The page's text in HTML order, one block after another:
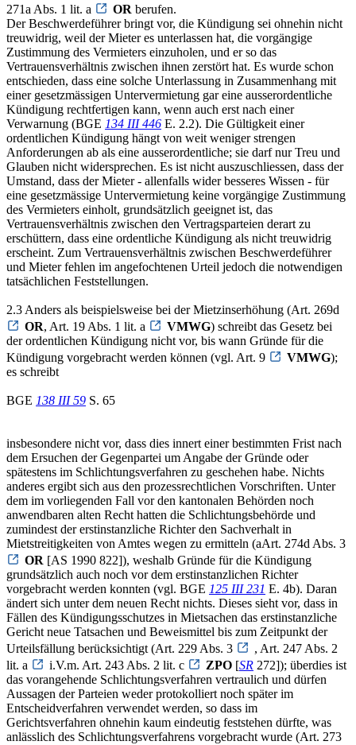
271a Abs. 1 lit. a
OR berufen.
Der Beschwerdeführer bringt vor, die Kündigung sei ohnehin nicht
treuwidrig, weil der Mieter es unterlassen hat, die vorgängige
Zustimmung des Vermieters einzuholen, und er so das
Vertrauensverhältnis zwischen ihnen zerstört hat. Es wurde schon
entschieden, dass eine solche Unterlassung in Zusammenhang mit
einer gesetzmässigen Untervermietung gar eine ausserordentliche
Kündigung rechtfertigen kann, wenn auch erst nach einer
Verwarnung (BGE 134 III 446 E. 2.2). Die Gültigkeit einer
ordentlichen Kündigung hängt von weit weniger strengen
Anforderungen ab als eine ausserordentliche; sie darf nur Treu und
Glauben nicht widersprechen. Es ist nicht auszuschliessen, dass der
Umstand, dass der Mieter - allenfalls wider besseres Wissen - für
eine gesetzmässige Untervermietung keine vorgängige Zustimmung
des Vermieters einholt, grundsätzlich geeignet ist, das
Vertrauensverhältnis zwischen den Vertragsparteien derart zu
erschüttern, dass eine ordentliche Kündigung als nicht treuwidrig
erscheint. Zum Vertrauensverhältnis zwischen Beschwerdeführer
und Mieter fehlen im angefochtenen Urteil jedoch die notwendigen
tatsächlichen Feststellungen.
2.3 Anders als beispielsweise bei der Mietzinserhöhung (Art. 269d
OR, Art. 19 Abs. 1 lit. a VMWG) schreibt das Gesetz bei
der ordentlichen Kündigung nicht vor, bis wann Gründe für die
Kündigung vorgebracht werden können (vgl. Art. 9
VMWG);
es schreibt
BGE 138 III 59 S. 65
insbesondere nicht vor, dass dies innert einer bestimmten Frist nach
dem Ersuchen der Gegenpartei um Angabe der Gründe oder
spätestens im Schlichtungsverfahren zu geschehen habe. Nichts
anderes ergibt sich aus den prozessrechtlichen Vorschriften. Unter
dem im vorliegenden Fall vor den kantonalen Behörden noch
anwendbaren alten Recht hatten die Schlichtungsbehörde und
zumindest der erstinstanzliche Richter den Sachverhalt in
Mietstreitigkeiten von Amtes wegen zu ermitteln (aArt. 274d Abs. 3
OR [AS 1990 822]), weshalb Gründe für die Kündigung
grundsätzlich auch noch vor dem erstinstanzlichen Richter
vorgebracht werden konnten (vgl. BGE 125 III 231 E. 4b). Daran
ändert sich unter dem neuen Recht nichts. Dieses sieht vor, dass in
Fällen des Kündigungsschutzes in Mietsachen das erstinstanzliche
Gericht neue Tatsachen und Beweismittel bis zum Zeitpunkt der
Urteilsfällung berücksichtigt (Art. 229 Abs. 3
, Art. 247 Abs. 2
lit. a
i.V.m. Art. 243 Abs. 2 lit. c ZPO [SR 272]); überdies ist
das vorangehende Schlichtungsverfahren vertraulich und dürfen
Aussagen der Parteien weder protokolliert noch später im
Entscheidverfahren verwendet werden, so dass im
Gerichtsverfahren ohnehin kaum eindeutig feststehen dürfte, was
anlässlich des Schlichtungsverfahrens vorgebracht wurde (Art. 273